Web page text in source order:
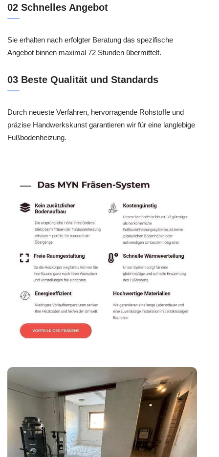
02 Schnelles Angebot
Sie erhalten nach erfolgter Beratung das spezifische
Angebot binnen maximal 72 Stunden übermittelt.
03 Beste Qualität und Standards
Durch neueste Verfahren, hervorragende Rohstoffe und
präzise Handwerkskunst garantieren wir für eine langlebige
Fußbodenheizung.